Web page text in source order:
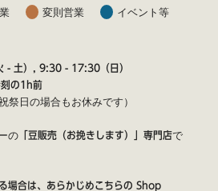
変則営業 イベント等
土）, 9:30 - 17:30（日）
の1h前
祭日の場合もお休みです）
の「豆販売（お挽きします）」専門店で
場合は、あらかじめこちらの Shop